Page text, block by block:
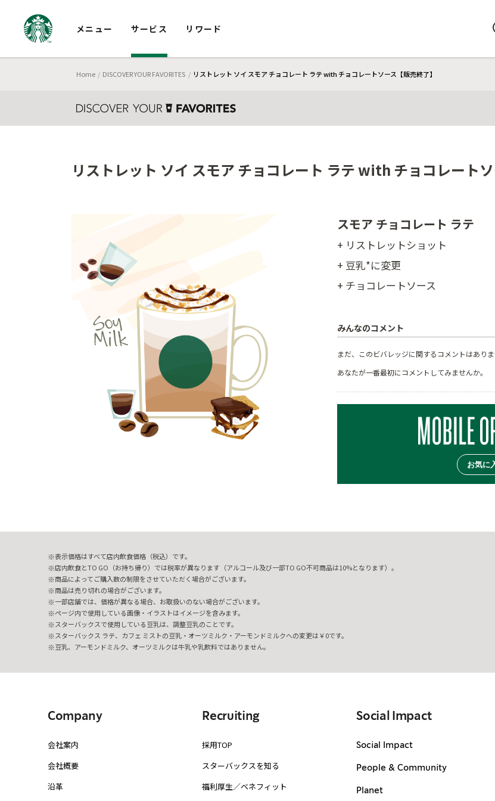
メニュー サービス リワード
Home DISCOVER YOUR FAVORITES リストレット ソイ スモア チョコレート ラテ with チョコレートソース【販売終了】
リストレット ソイ スモア チョコレート ラテ with チョコレートソ
スモア チョコレート ラテ
+ リストレットショット
+ 豆乳*に変更
+ チョコレートソース
みんなのコメント
まだ、このビバレッジに関するコメントはありま
あなたが一番最初にコメントしてみませんか。
お気に
表示価格はすべて店内飲食価格（税込）です。
店内飲食とTO GO（お持ち帰り）では税率が異なります（アルコール及び一部TO GO不可商品は10%となります）。
商品によってご購入数の制限をさせていただく場合がございます。
商品は売り切れの場合がございます。
一部店舗では、価格が異なる場合、お取扱いのない場合がございます。
ページ内で使用している画像・イラストはイメージを含みます。
スターバックスで使用している豆乳は、調整豆乳のことです。
スターバックス ラテ、カフェ ミストの豆乳・オーツミルク・アーモンドミルクへの変更は￥0です。
豆乳、アーモンドミルク、オーツミルクは牛乳や乳飲料ではありません。
Company
会社案内
会社概要
沿革
Recruiting
採用TOP
スターバックスを知る
福利厚生／ベネフィット
Social Impact
Social Impact
People & Community
Planet